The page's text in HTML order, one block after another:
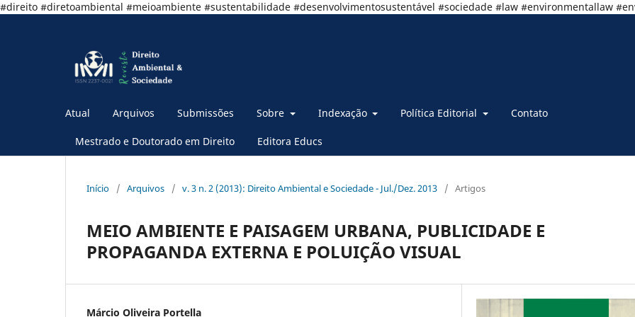
#direito #diretoambiental #meioambiente #sustentabilidade #desenvolvimentosustentável #sociedade #law #environmentallaw
Atual Arquivos Submissões Sobre Indexação Política Editorial Contato
Mestrado e Doutorado em Direito Editora Educs
Início / Arquivos / v. 3 n. 2 (2013): Direito Ambiental e Sociedade - Jul./Dez. 2013 / Artigos
MEIO AMBIENTE E PAISAGEM URBANA, PUBLICIDADE E
PROPAGANDA EXTERNA E POLUIÇÃO VISUAL
Márcio Oliveira Portella